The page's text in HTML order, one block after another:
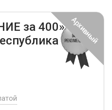
за 400» -
Саха